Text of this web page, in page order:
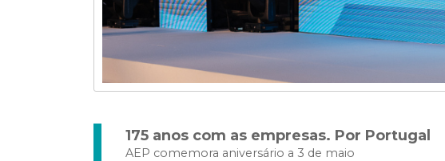
175 anos com as empresas. Por Portugal
AEP comemora aniversário a 3 de maio